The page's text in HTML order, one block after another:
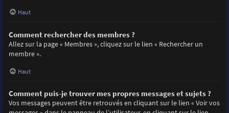
Haut
Comment rechercher des membres ?
Allez sur la page « Membres », cliquez sur le lien « Rechercher un
membre ».
Haut
Comment puis-je trouver mes propres messages et sujets ?
Vos messages peuvent être retrouvés en cliquant sur le lien « Voir vos